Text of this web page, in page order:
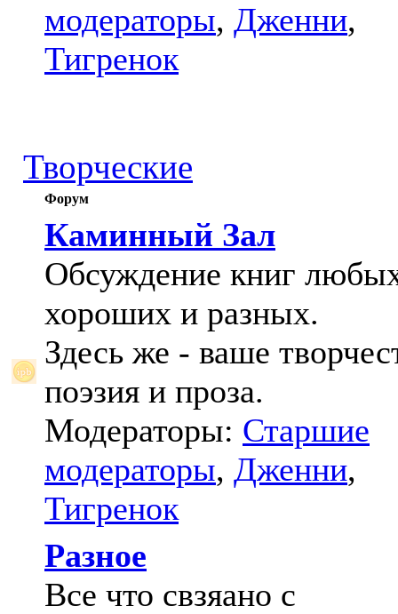
модераторы, Дженни,
Тигренок
Творческие
Форум
Каминный Зал
Обсуждение книг
хороших и разных.
Здесь же - ваше
поэзия и проза.
Модераторы: Старшие
модераторы, Дженни,
Тигренок
Разное
Все что свзяано с